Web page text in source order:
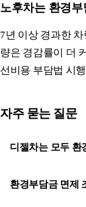
노후차는 환경
7년 이상 경과한
량은 경감률이 더
선비용 부담법 시
자주 묻는 질문
디젤차는 모두 환
환경부담금 면제